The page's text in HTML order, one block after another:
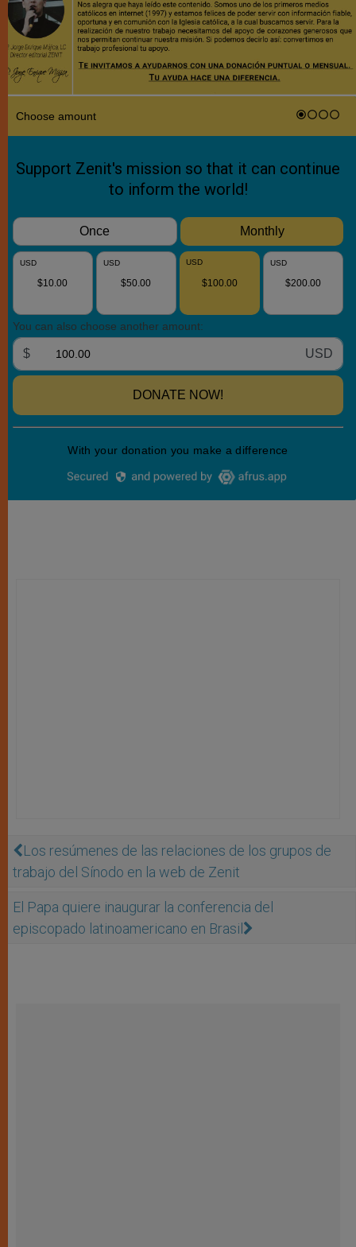
Los resúmenes de las relaciones de los grupos de
trabajo del Sínodo en la web de Zenit
El Papa quiere inaugurar la conferencia del
episcopado latinoamericano en Brasil